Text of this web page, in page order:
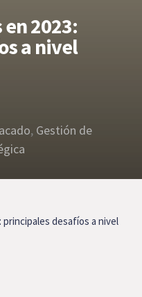
2023:
a nivel
, Gestión de
principales desafíos a nivel